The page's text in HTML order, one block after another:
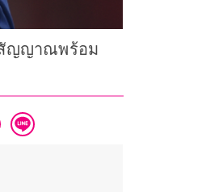
สัญญาณพร้อม